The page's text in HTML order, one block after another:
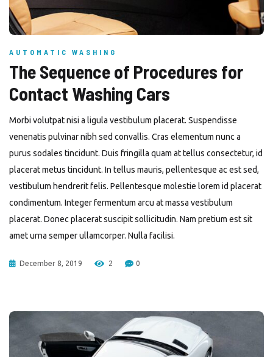
AUTOMATIC WASHING
The Sequence of Procedures for
Contact Washing Cars
Morbi volutpat nisi a ligula vestibulum placerat. Suspendisse
venenatis pulvinar nibh sed convallis. Cras elementum nunc a
purus sodales tincidunt. Duis fringilla quam at tellus consectetur, id
placerat metus tincidunt. In tellus mauris, pellentesque ac est sed,
vestibulum hendrerit felis. Pellentesque molestie lorem id placerat
condimentum. Integer fermentum arcu at massa vestibulum
placerat. Donec placerat suscipit sollicitudin. Nam pretium est sit
amet urna semper ullamcorper. Nulla facilisi.
December 8, 2019 2 0